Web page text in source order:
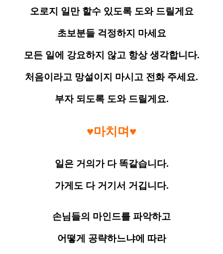
오로지 일만 할수 있도록 도와 드릴게요
초보분들 걱정하지 마세요
모든 일에 강요하지 않고 항상 생각합니다.
처음이라고 망설이지 마시고 전화 주세요.
부자 되도록 도와 드릴게요.
♥마치며♥
일은 거의가 다 똑같습니다.
가게도 다 거기서 거깁니다.
손님들의 마인드를 파악하고
어떻게 공략하느냐에 따라